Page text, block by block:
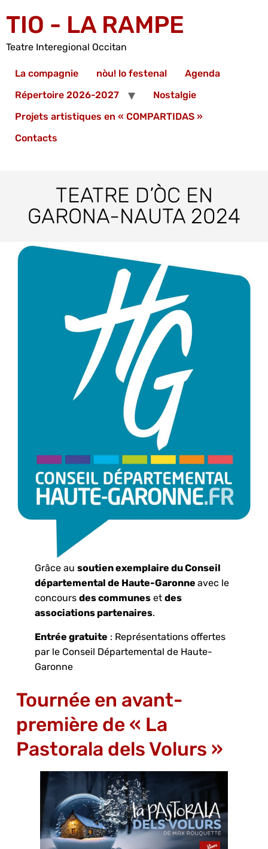
TIO - LA RAMPE
Teatre Interegional Occitan
La compagnie nòu! lo festenal
Agenda
Répertoire 2026-2027
Nostalgie
Projets artistiques en « COMPARTIDAS »
Contacts
TEATRE D’ÒC EN
GARONA-NAUTA 2024
Grâce ausoutien exemplaire du Conseil
départemental de Haute-Garonneavec le
concoursdes communes etdes
associations partenaires.
Entrée gratuite : Représentations offertes
par le Conseil Départemental de Haute-
Garonne
Tournée en avant-
première de « La
Pastorala dels Volurs »